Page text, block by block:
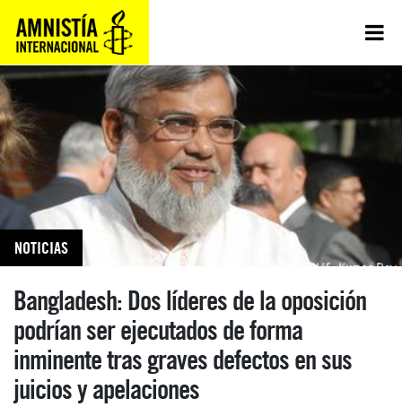
NOTICIAS
Bangladesh: Dos líderes de la oposición
podrían ser ejecutados de forma
inminente tras graves defectos en sus
juicios y apelaciones